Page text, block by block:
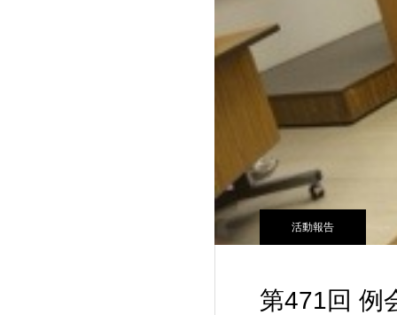
活動報告
第471回 例